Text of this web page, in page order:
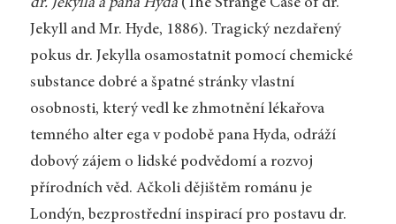
dr. Jekylla a pana Hyda(The Strange Case of dr.
Jekyll and Mr. Hyde, 1886). Tragický nezdařený
pokus dr. Jekylla osamostatnit pomocí chemické
substance dobré a špatné stránky vlastní
osobnosti, který vedl ke zhmotnění lékařova
temného alter ega v podobě pana Hyda, odráží
dobový zájem o lidské podvědomí a rozvoj
přírodních věd. Ačkoli dějištěm románu je
Londýn, bezprostřední inspirací pro postavu dr.